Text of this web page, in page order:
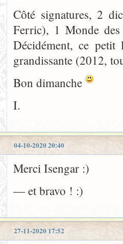
Côté signatures, 2
Ferric), 1 Monde
Décidément, ce
grandissante (2012,
Bon dimanche
I.
04-10-2020 20:40
Merci Isengar :)
— et bravo ! :)
27-11-2020 17:52